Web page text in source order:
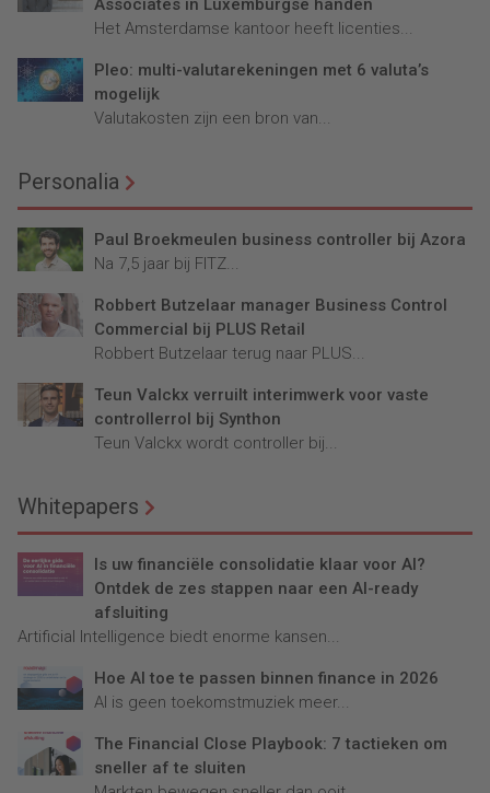
Associates in Luxemburgse handen
Het Amsterdamse kantoor heeft licenties...
Pleo: multi-valutarekeningen met 6 valuta’s
mogelijk
Valutakosten zijn een bron van...
Personalia
Paul Broekmeulen business controller bij Azora
Na 7,5 jaar bij FITZ...
Robbert Butzelaar manager Business Control
Commercial bij PLUS Retail
Robbert Butzelaar terug naar PLUS...
Teun Valckx verruilt interimwerk voor vaste
controllerrol bij Synthon
Teun Valckx wordt controller bij...
Whitepapers
Is uw financiële consolidatie klaar voor AI?
Ontdek de zes stappen naar een AI-ready
afsluiting
Artificial Intelligence biedt enorme kansen...
Hoe AI toe te passen binnen finance in 2026
AI is geen toekomstmuziek meer...
The Financial Close Playbook: 7 tactieken om
sneller af te sluiten